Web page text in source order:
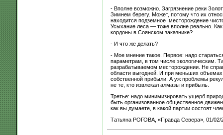
- Вполне возможно. Загрязнение реки
Зимнем берегу. Может, потому что их
находится подземное месторождение
Усыхание леса — тоже вполне реально. Как
кордоны в Соянском заказнике?
- И что же делать?
- Мое мнение такое. Первое: надо
параметрам, в том числе экологическим.
разрабатываемом месторождении. Не
области выгодней. И при меньших
собственной прибыли. А уж проблемы
не те, кто извлекал алмазы и прибыль.
Третье: надо минимизировать ущерб
быть организованное общественное
как вы думаете, в какой партии состоят
Татьяна РОГОВА, «Правда Севера», 01/02/